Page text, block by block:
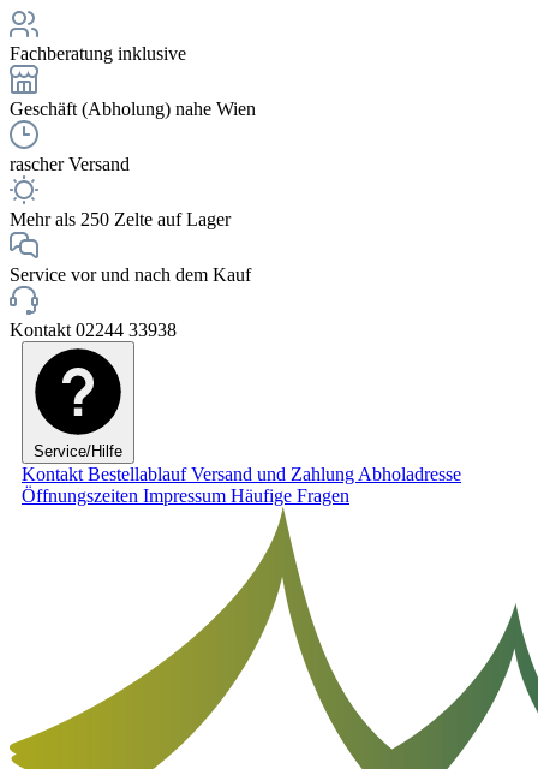
Fachberatung inklusive
Geschäft (Abholung) nahe Wien
rascher Versand
Mehr als 250 Zelte auf Lager
Service vor und nach dem Kauf
Kontakt 02244 33938
Service/Hilfe
Kontakt BestellablaufVersand und Zahlung Abholadresse
Öffnungszeiten Impressum Häufige Fragen